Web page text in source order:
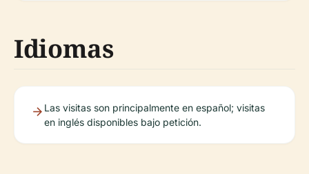
Idiomas
Las visitas son principalmente en español; visitas
en inglés disponibles bajo petición.